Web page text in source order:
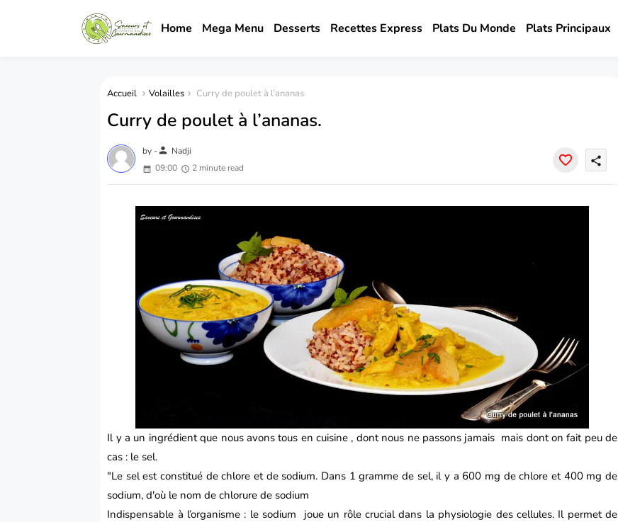
Home Mega Menu Desserts Recettes Express Plats Du Monde Plats Principaux
Accueil Volailles Curry de poulet à l’ananas.
Curry de poulet à l’ananas.
by -person Nadji
09:00
2 minute read
share
Il y a un ingrédient que nous avons tous en cuisine , dont nous ne passons jamais mais dont on fait peu de
cas : le sel.
"Le sel est constitué de chlore et de sodium. Dans 1 gramme de sel, il y a 600 mg de chlore et 400 mg de
sodium, d'où le nom de chlorure de sodium
Indispensable à l’organisme : le sodium joue un rôle crucial dans la physiologie des cellules. Il permet de